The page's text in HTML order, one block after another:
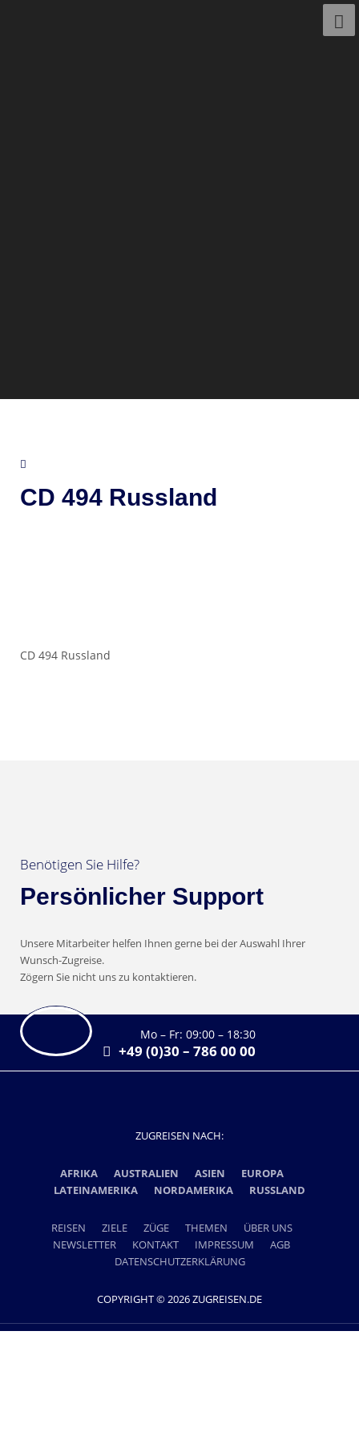
CD 494 Russland
CD 494 Russland
Benötigen Sie Hilfe?
Persönlicher Support
Unsere Mitarbeiter helfen Ihnen gerne bei der Auswahl Ihrer
Wunsch-Zugreise.
Zögern Sie nicht uns zu kontaktieren.
Mo – Fr: 09:00 – 18:30
+49 (0)30 – 786 00 00
ZUGREISEN NACH:
AFRIKA AUSTRALIEN ASIEN
EUROPA
LATEINAMERIKA
NORDAMERIKA RUSSLAND
REISEN ZIELE ZÜGE THEMEN
ÜBER UNS
NEWSLETTER
KONTAKT IMPRESSUM
AGB
DATENSCHUTZERKLÄRUNG
COPYRIGHT © 2026 ZUGREISEN.DE